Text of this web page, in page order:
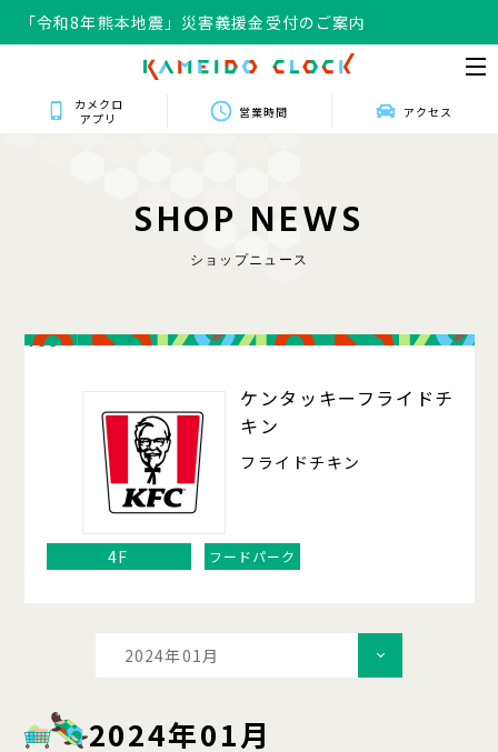
「令和8年熊本地震」災害義援金受付のご案内
カメクロ
アプリ
営業時間 アクセス
SHOP NEWS
ショップニュース
408
ケンタッキーフライドチ
キン
フライドチキン
4F フードパーク
2024年01月
2024年01月